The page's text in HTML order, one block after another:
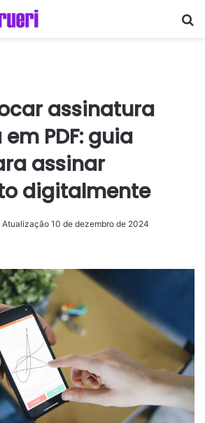
assinatura
PDF: guia
assinar
digitalmente
Atualização 10 de dezembro de 2024